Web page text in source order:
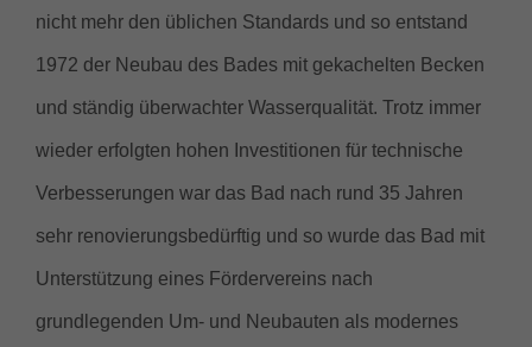
nicht mehr den üblichen Standards und so entstand
1972 der Neubau des Bades mit gekachelten Becken
und ständig überwachter Wasserqualität. Trotz immer
wieder erfolgten hohen Investitionen für technische
Verbesserungen war das Bad nach rund 35 Jahren
sehr renovierungsbedürftig und so wurde das Bad mit
Unterstützung eines Fördervereins nach
grundlegenden Um- und Neubauten als modernes